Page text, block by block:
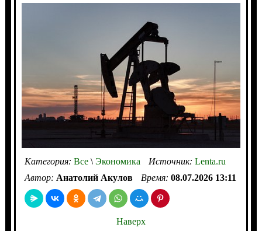
Категория: Все\Экономика Источник: Lenta.ru
Автор: Анатолий Акулов Время: 08.07.2026 13:11
Наверх